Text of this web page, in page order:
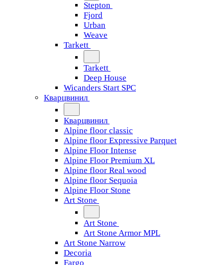
Stepton
Fjord
Urban
Weave
Tarkett
Tarkett
Deep House
Wicanders Start SPC
Кварцвинил
Кварцвинил
Alpine floor classic
Alpine floor Expressive Parquet
Alpine Floor Intense
Alpine Floor Premium XL
Alpine floor Real wood
Alpine floor Sequoia
Alpine Floor Stone
Art Stone
Art Stone
Art Stone Armor MPL
Art Stone Narrow
Decoria
Fargo